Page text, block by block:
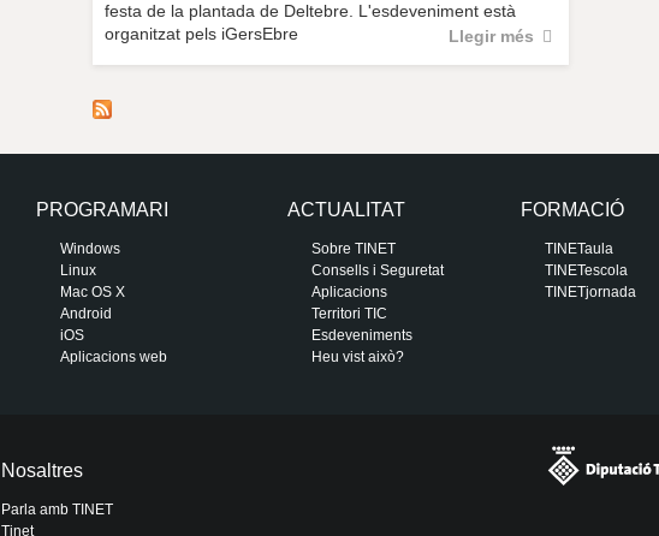
festa de la plantada de Deltebre. L'esdeveniment està
organitzat pels iGersEbre
Llegir més
PROGRAMARI
Windows
Linux
Mac OS X
Android
iOS
Aplicacions web
ACTUALITAT
Sobre TINET
Consells i Seguretat
Aplicacions
Territori TIC
Esdeveniments
Heu vist això?
FORMACIÓ
TINETaula
TINETescola
TINETjornada
Nosaltres
Parla amb TINET
Tinet